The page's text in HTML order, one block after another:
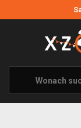
ANGEBOTE
ALLE MARKEN
XZONE
KLEIDUNG &